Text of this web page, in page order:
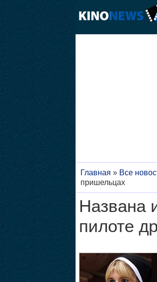
Главная » Все
пришельцах
Названа
пилоте